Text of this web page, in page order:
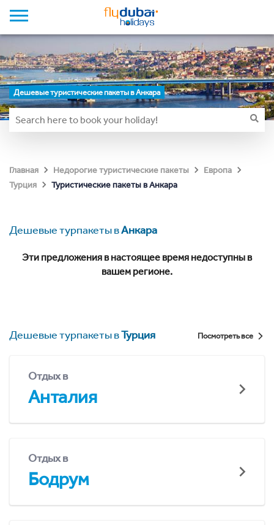
Дешевые туристические пакеты в Анкара
Главная Недорогие туристические пакеты
Европа
Турция
Туристические пакеты в Анкара
Дешевые турпакеты вАнкара
Эти предложения в настоящее время недоступны в
вашем регионе.
Дешевые турпакеты вТурция Посмотреть все
Отдых в
Анталия
Отдых в
Бодрум